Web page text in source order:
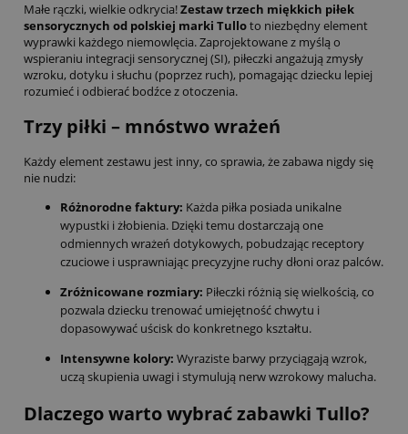
Małe rączki, wielkie odkrycia!Zestaw trzech miękkich piłek
sensorycznych od polskiej marki Tulloto niezbędny element
wyprawki każdego niemowlęcia. Zaprojektowane z myślą o
wspieraniu integracji sensorycznej (SI), piłeczki angażują zmysły
wzroku, dotyku i słuchu (poprzez ruch), pomagając dziecku lepiej
rozumieć i odbierać bodźce z otoczenia.
Trzy piłki – mnóstwo wrażeń
Każdy element zestawu jest inny, co sprawia, że zabawa nigdy się
nie nudzi:
Różnorodne faktury: Każda piłka posiada unikalne
wypustki i żłobienia. Dzięki temu dostarczają one
odmiennych wrażeń dotykowych, pobudzając receptory
czuciowe i usprawniając precyzyjne ruchy dłoni oraz palców.
Zróżnicowane rozmiary: Piłeczki różnią się wielkością, co
pozwala dziecku trenować umiejętność chwytu i
dopasowywać uścisk do konkretnego kształtu.
Intensywne kolory: Wyraziste barwy przyciągają wzrok,
uczą skupienia uwagi i stymulują nerw wzrokowy malucha.
Dlaczego warto wybrać zabawki Tullo?